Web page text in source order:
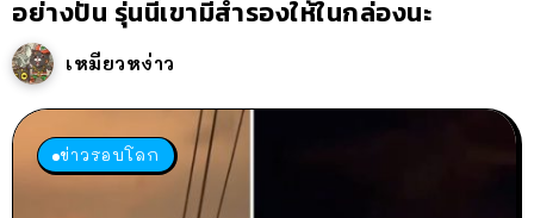
อย่างปั่น รุ่นนี้เขามีสำรองให้ในกล่องนะ
เหมียวหง่าว
ข่าวรอบโลก